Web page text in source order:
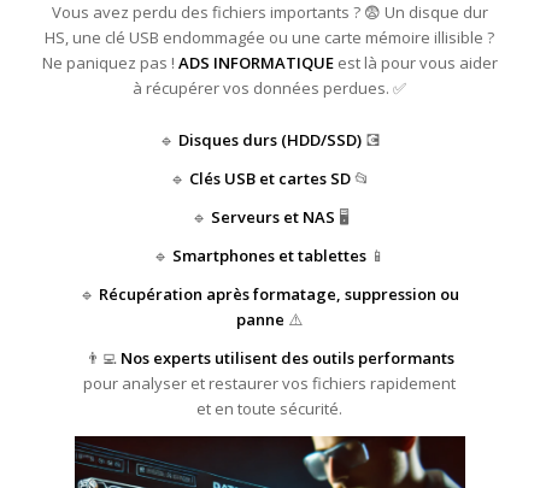
Vous avez perdu des fichiers importants ? 😨 Un disque dur
HS, une clé USB endommagée ou une carte mémoire illisible ?
Ne paniquez pas ! ADS INFORMATIQUEest là pour vous aider
à récupérer vos données perdues. ✅
🔹 Disques durs (HDD/SSD)💽
🔹 Clés USB et cartes SD📂
🔹 Serveurs et NAS 🖥️
🔹 Smartphones et tablettes 📱
🔹 Récupération après formatage, suppression ou
panne ⚠️
👨‍💻 Nos experts utilisent des outils performants
pour analyser et restaurer vos fichiers rapidement
et en toute sécurité.